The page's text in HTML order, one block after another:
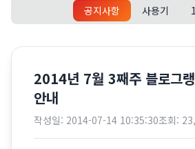
공지사항 사용기
2014년 7월 3째주 블로그
안내
작성일: 2014-07-14 10:35:30조회: